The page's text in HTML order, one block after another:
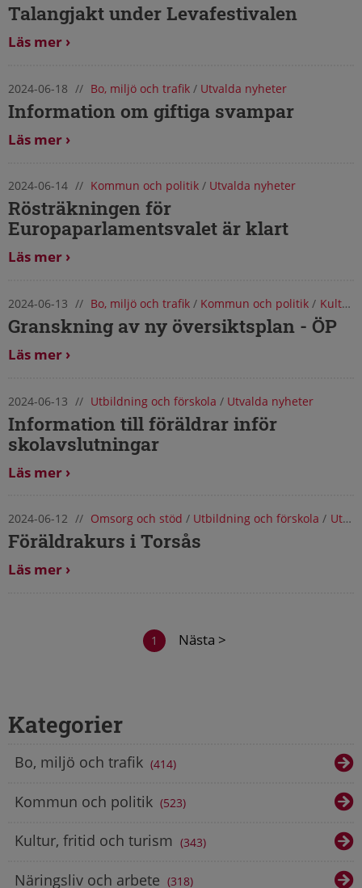
Talangjakt under Levafestivalen
Läs mer
2024-06-18 // Bo, miljö och trafik/ Utvalda nyheter
Information om giftiga svampar
Läs mer
2024-06-14 // Kommun och politik/ Utvalda nyheter
Rösträkningen för
Europaparlamentsvalet är klart
Läs mer
2024-06-13 // Bo, miljö och trafik/ Kommun och politik / Kultur, fritid och turism
Granskning av ny översiktsplan - ÖP
Läs mer
2024-06-13 // Utbildning och förskola / Utvalda nyheter
Information till föräldrar inför
skolavslutningar
Läs mer
2024-06-12 // Omsorg och stöd / Utbildning och förskola / Utvalda nyheter
Föräldrakurs i Torsås
Läs mer
1 Nästa >
Kategorier
Bo, miljö och trafik 414
Kommun och politik 523
Kultur, fritid och turism 343
Näringsliv och arbete 318